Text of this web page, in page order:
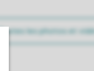
Toutes les photos et